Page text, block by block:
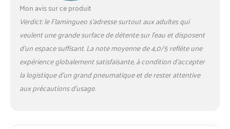
de plage a une taille
extra-large, mesurant
205 x 140 x 25 cm,
parfaite pour être
partagée par deux
personnes. Son
Mon avis sur ce produit
Verdict: le Flamingueo s’adresse surtout aux adultes qui
veulent une grande surface de détente sur l’eau et disposent
d’un espace suffisant. La note moyenne de 4,0/5 reflète une
expérience globalement satisfaisante, à condition d’accepter
la logistique d’un grand pneumatique et de rester attentive
aux précautions d’usage.